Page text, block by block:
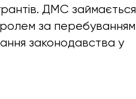
ДМС займається
за перебуванням
законодавства у